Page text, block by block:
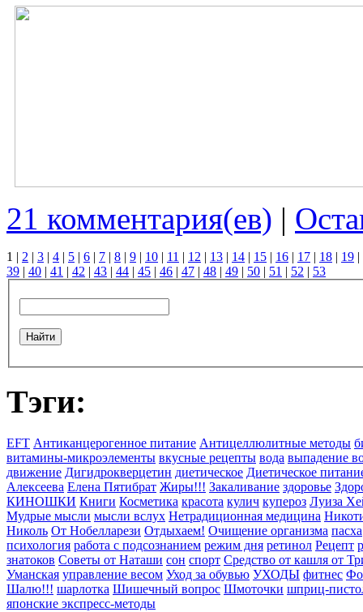
21 комментария(ев) |
1 | 2 | 3 | 4 | 5 | 6 | 7 | 8 | 9 | 10 | 11 | 12 | 13 | 14 | 15 | 16 | 17 | 18 | 19 |
39 | 40 | 41 | 42 | 43 | 44 | 45 | 46 | 47 | 48 | 49 | 50 | 51 | 52 | 53
Тэги:
EFT Антиканцерогенное питание Антицеллюлитные методы
витамины-микроэлементы вкусные рецепты вода выпадение
движение Дигидрокверцетин диетическое Диетическое
Алексеева Елена Пятибрат Жиры!!! Закаливание здоровье
КИНОШКИ Книги Косметика красота кулич купероз Луиза
Мудрые мысли мысли вслух Нетрадиционная медицина
Николь От Нобелларези Отдыхаем! Очищение организма пасха
психология работа с подсознанием режим дня ретинол Рецепт
знатоков Советы от Наташи сон спорт Средство от кашля от
Уманская управление весом Уход за обувью УХОДЫ фитнес
Шалю!!! шарлотка Шишечный вопрос Шмоточки шприц-
японские экспресс-методы